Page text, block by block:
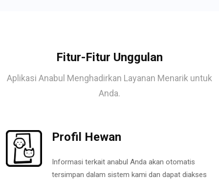
Fitur-Fitur Unggulan
Aplikasi Anabul Menghadirkan Layanan Menarik untuk
Anda.
Profil Hewan
Informasi terkait anabul Anda akan otomatis
tersimpan dalam sistem kami dan dapat diakses